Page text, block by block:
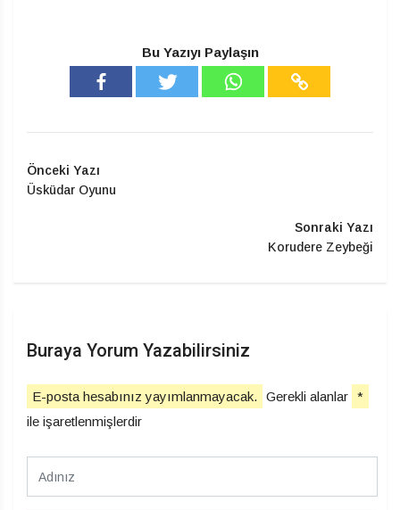
Bu Yazıyı Paylaşın
Önceki Yazı
Üsküdar Oyunu
Sonraki Yazı
Korudere Zeybeği
Buraya Yorum Yazabilirsiniz
E-posta hesabınız yayımlanmayacak. Gerekli alanlar *
ile işaretlenmişlerdir